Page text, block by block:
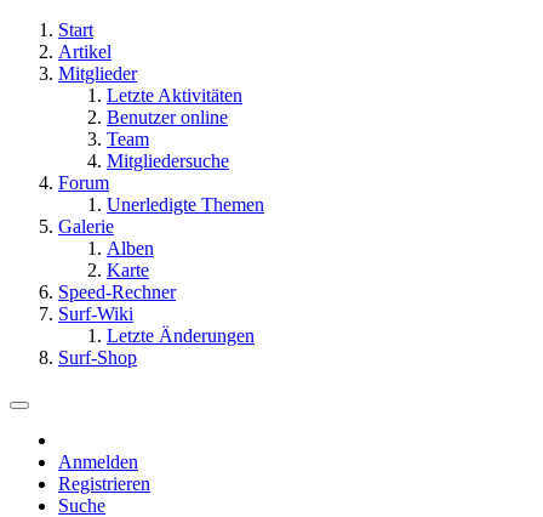
Start
Artikel
Mitglieder
Letzte Aktivitäten
Benutzer online
Team
Mitgliedersuche
Forum
Unerledigte Themen
Galerie
Alben
Karte
Speed-Rechner
Surf-Wiki
Letzte Änderungen
Surf-Shop
Anmelden
Registrieren
Suche